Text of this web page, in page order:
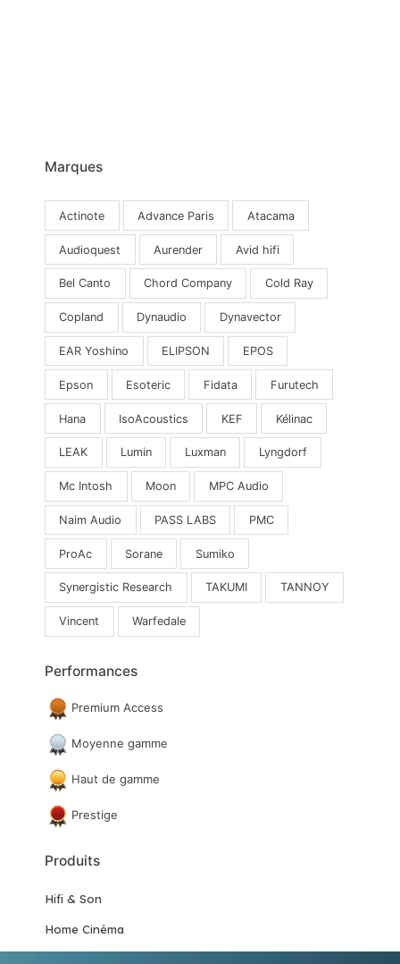
Marques
Actinote Advance Paris Atacama
Audioquest Aurender Avid hifi
Bel Canto Chord Company Cold Ray
Copland Dynaudio Dynavector
EAR Yoshino ELIPSON EPOS
Epson Esoteric Fidata Furutech
Hana IsoAcoustics KEF Kélinac
LEAK Lumin Luxman Lyngdorf
Mc Intosh Moon MPC Audio
Naim Audio PASS LABS PMC
ProAc Sorane Sumiko
Synergistic Research TAKUMI TANNOY
Vincent Warfedale
Performances
Premium Access
Moyenne gamme
Haut de gamme
Prestige
Produits
Hifi & Son
Home Cinéma